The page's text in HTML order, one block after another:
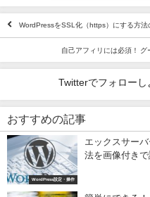
WordPressをSSL化（https）にする方法
自己アフィリには必須！
Twitterでフォローし
おすすめの記事
WordPress設定・操作
エックスサー
法を画像付き